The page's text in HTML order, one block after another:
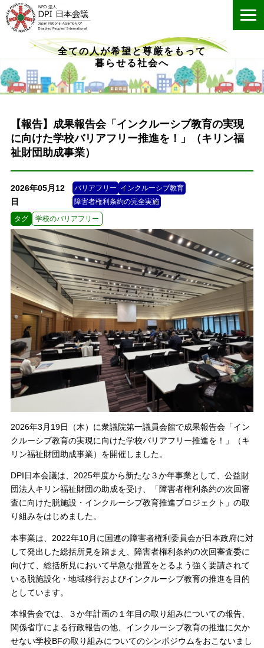
全ての人が希望と尊厳をもって
暮らせる社会へ
【報告】成果報告会「インクルーシブ教育の実現
に向けた学校バリアフリー推進を！」（キリン福
祉財団助成事業）
2026年05月12
日
バリアフリー インクルーシブ教育
障害者権利条約の完全実施
タグ 学校のバリアフリー
2026年3月19日（木）に衆議院第一議員会館で成果報告会「イン
クルーシブ教育の実現に向けた学校バリアフリー推進を！」（キ
リン福祉財団助成事業）を開催しました。
DPI日本会議は、2025年度から新たな３か年事業として、公益財
団法人キリン福祉財団の助成を受け、「障害者権利条約の次回審
査に向けた脱施設・インクルーシブ教育推進プロジェクト」の取
り組みをはじめました。
本事業は、2022年10月に国連の障害者権利委員会が日本政府に対
して発出した総括所見を踏まえ、障害者権利条約の次回審査委に
向けて、総括所見において早急な措置をとるよう強く要請されて
いる脱施設化・地域移行およびインクルーシブ教育の推進を目的
としています。
本報告会では、３か年計画の１年目の取り組みについての報告、
関係省庁による行政報告の他、インクルーシブ教育の推進に欠か
せない学校BFの取り組みについてのシンポジウムをおこないまし